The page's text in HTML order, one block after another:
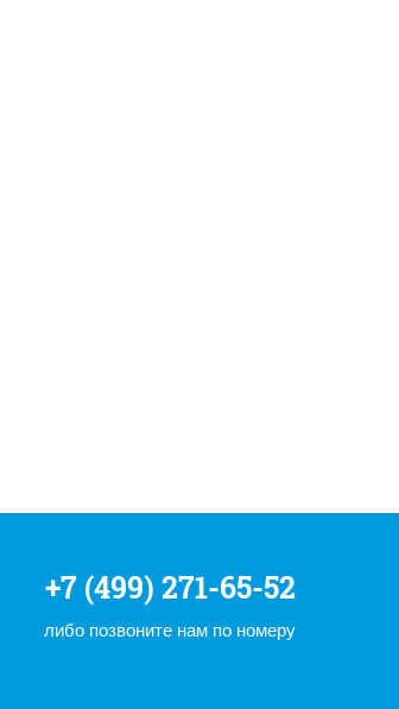
+7 (499) 271-65-52
либо позвоните нам по номеру